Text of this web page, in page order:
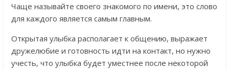
Чаще называйте своего знакомого по имени, это слово
для каждого является самым главным.
Открытая улыбка располагает к общению, выражает
дружелюбие и готовность идти на контакт, но нужно
учесть, что улыбка будет уместнее после некоторой